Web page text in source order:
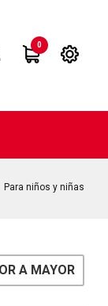
0
Para niños y niñas
A MAYOR